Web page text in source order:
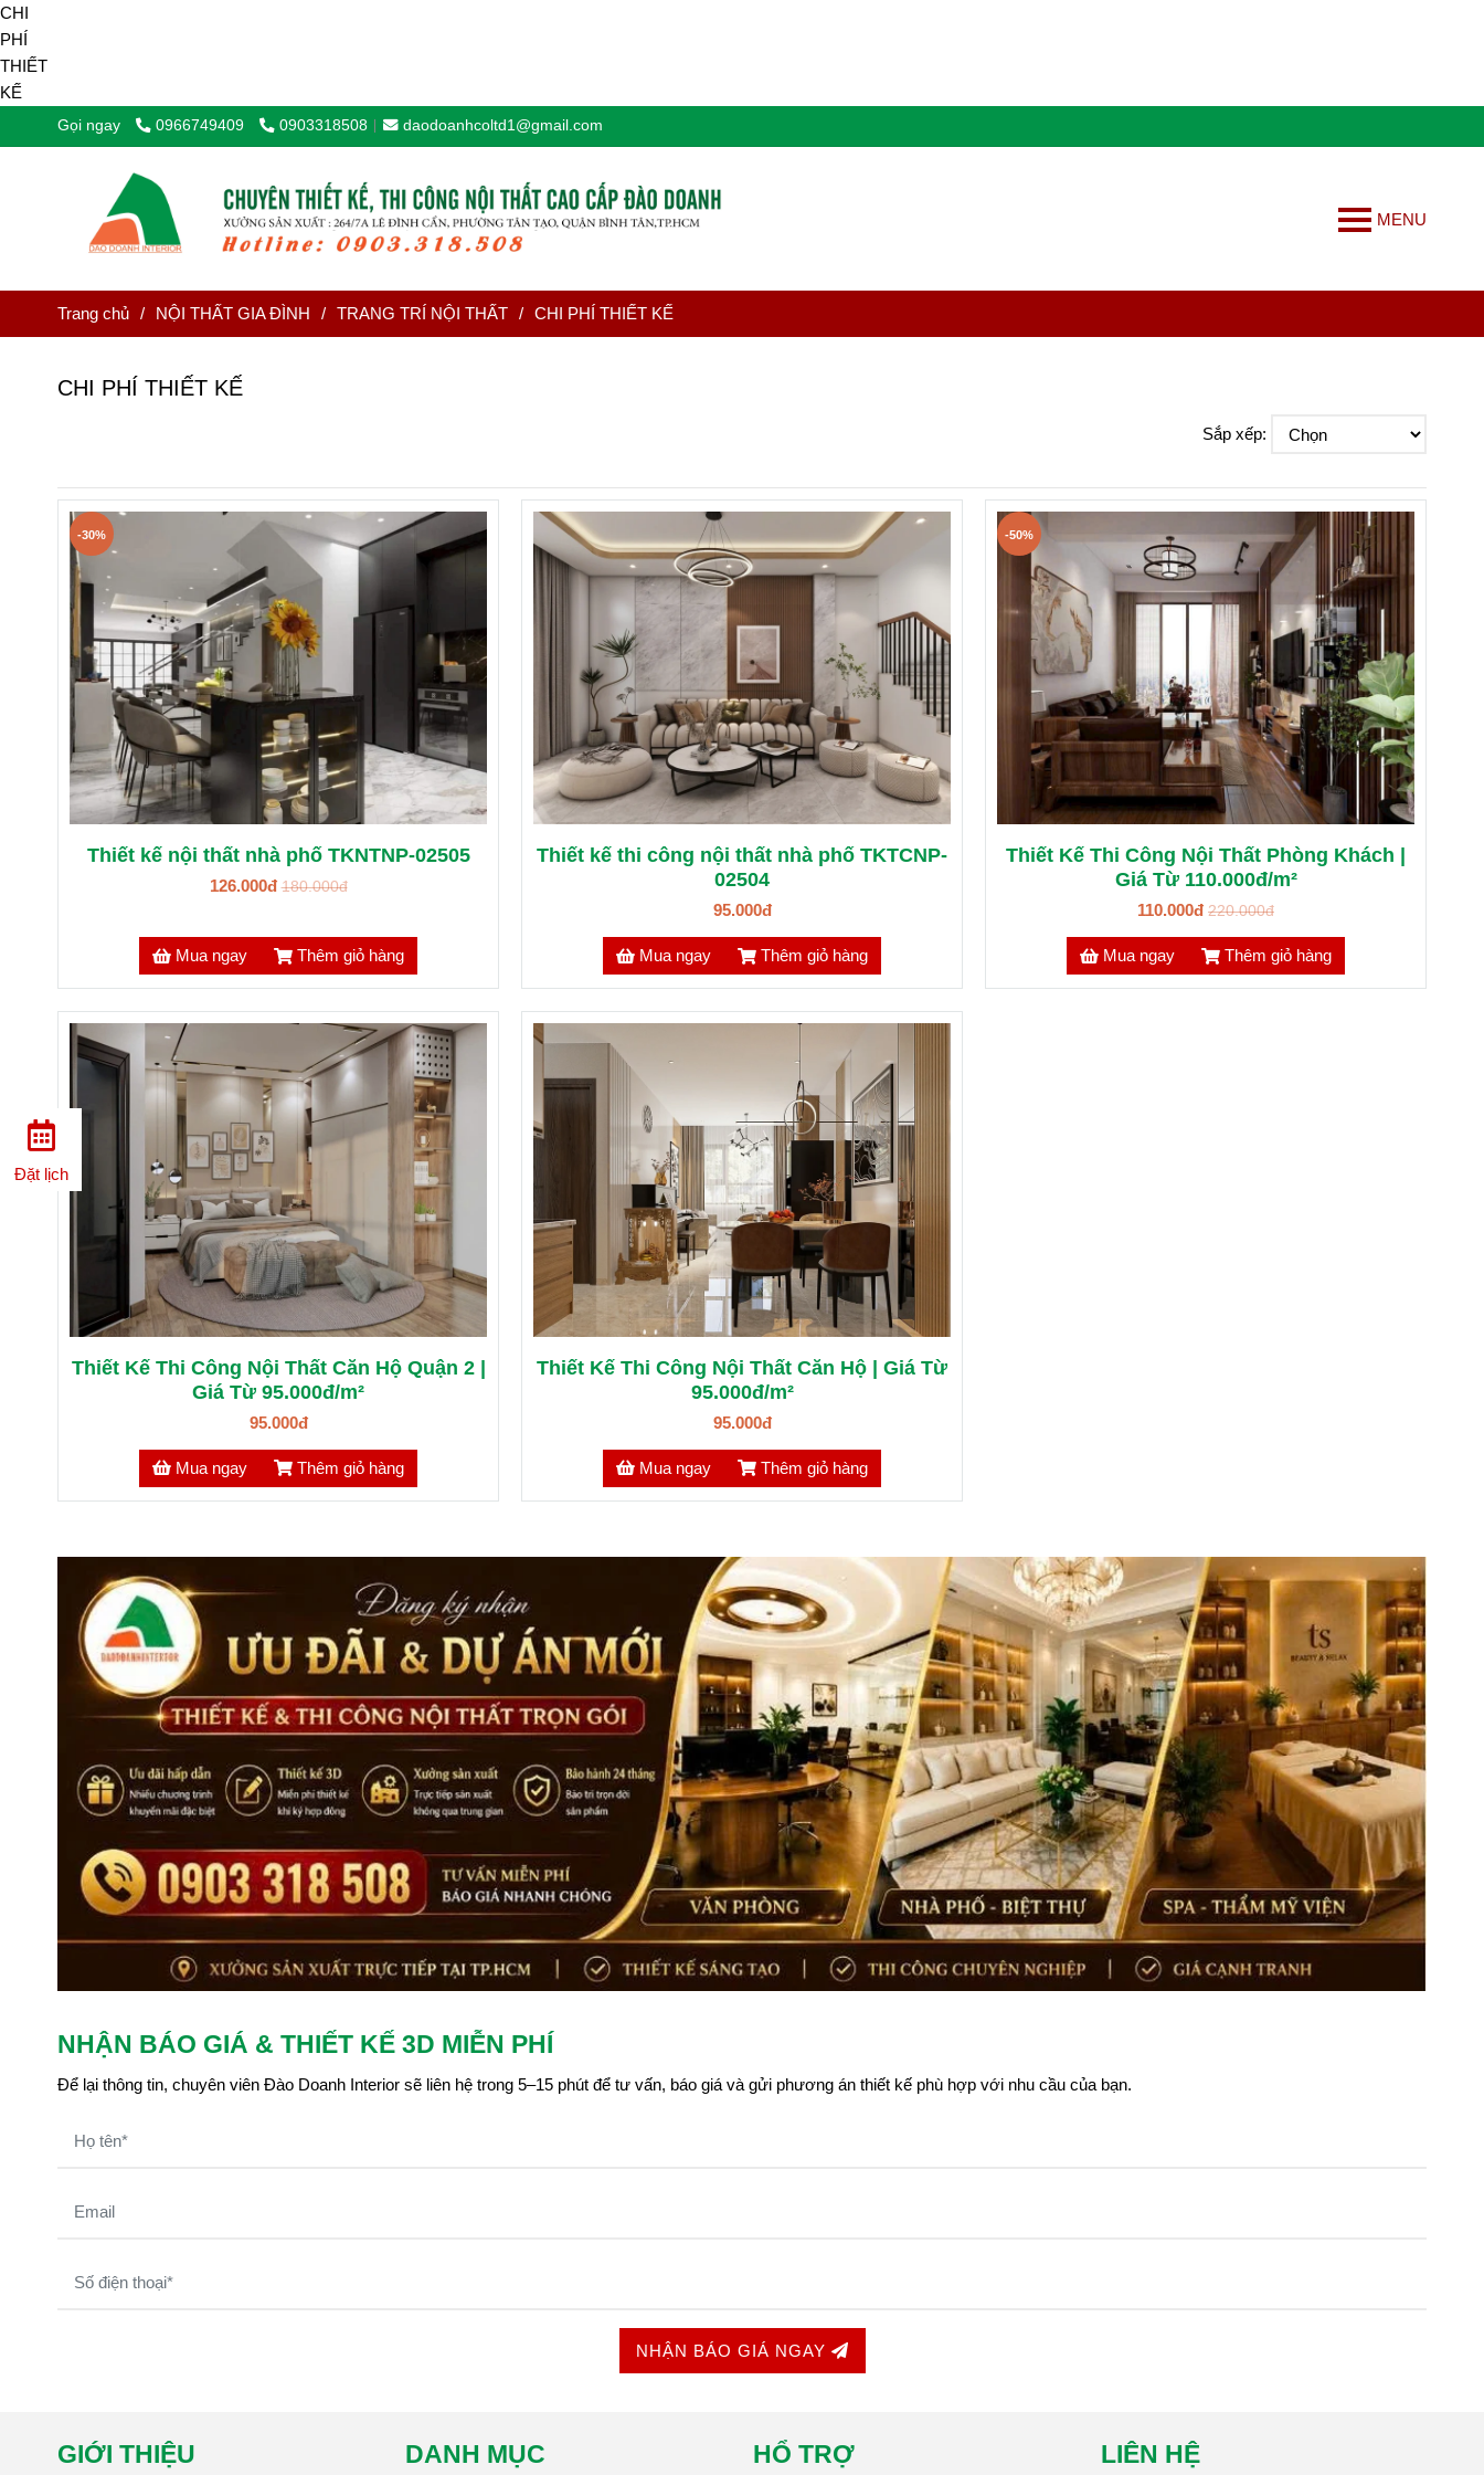
Gọi ngay 0966749409 0903318508 daodoanhcoltd1@gmail.com
MENU
Trang chủ / NỘI THẤT GIA ĐÌNH / TRANG TRÍ NỘI THẤT / CHI PHÍ THIẾT KẾ
CHI PHÍ THIẾT KẾ
Sắp xếp:
Thiết kế nội thất nhà phố TKNTNP-02505
126.000đ 180.000đ
-30%
Mua ngay Thêm giỏ hàng
Thiết kế thi công nội thất nhà phố TKTCNP-
02504
95.000đ
Mua ngay Thêm giỏ hàng
Thiết Kế Thi Công Nội Thất Phòng Khách |
Giá Từ 110.000đ/m²
110.000đ 220.000đ
-50%
Mua ngay Thêm giỏ hàng
Thiết Kế Thi Công Nội Thất Căn Hộ Quận 2 |
Giá Từ 95.000đ/m²
95.000đ
Mua ngay Thêm giỏ hàng
Thiết Kế Thi Công Nội Thất Căn Hộ | Giá Từ
95.000đ/m²
95.000đ
Mua ngay Thêm giỏ hàng
NHẬN BÁO GIÁ & THIẾT KẾ 3D MIỄN PHÍ
Để lại thông tin, chuyên viên Đào Doanh Interior sẽ liên hệ trong 5–15 phút để tư vấn, báo giá và gửi phương án thiết kế phù hợp với nhu cầu của bạn.
NHẬN BÁO GIÁ NGAY
GIỚI THIỆU DANH MỤC HỔ TRỢ LIÊN HỆ
Đặt lịch